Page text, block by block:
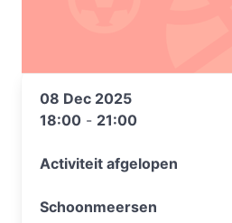
08 Dec 2025
18:00 - 21:00
Activiteit afgelopen
Schoonmeersen